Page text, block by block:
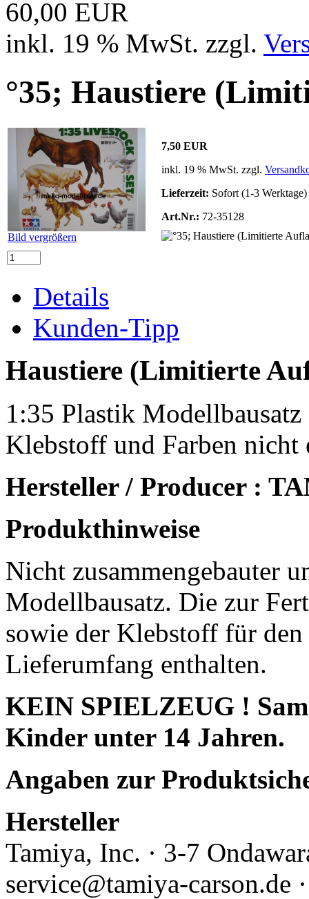
60,00 EUR
inkl. 19 % MwSt. zzgl.
°35; Haustiere
Bild vergrößern
7,50 EUR
inkl. 19 % MwSt. zzgl.
Lieferzeit: Sofort (1-3 Werktage)
Art.Nr.: 72-35128
Details
Kunden-Tipp
Haustiere (Limitierte
1:35 Plastik
Klebstoff und Farben nicht
Hersteller / Producer :
Produkthinweise
Nicht zusammengebauter
Modellbausatz. Die zur
sowie der Klebstoff für
Lieferumfang enthalten.
KEIN SPIELZEUG !
Kinder unter 14 Jahren.
Angaben zur
Hersteller
Tamiya, Inc. · 3-7
service@tamiya-carson.de